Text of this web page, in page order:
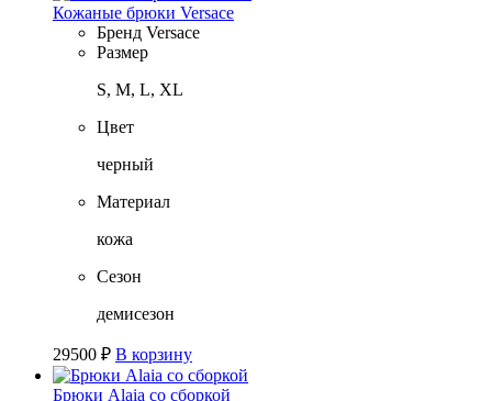
Кожаные брюки Versace
Бренд Versace
Размер
S, M, L, XL
Цвет
черный
Материал
кожа
Сезон
демисезон
29500 ₽ В корзину
Брюки Alaia со сборкой